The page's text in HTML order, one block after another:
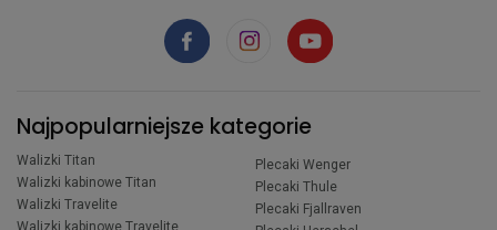
Najpopularniejsze kategorie
Walizki Titan
Walizki kabinowe Titan
Walizki Travelite
Plecaki Wenger
Plecaki Thule
Plecaki Fjallraven